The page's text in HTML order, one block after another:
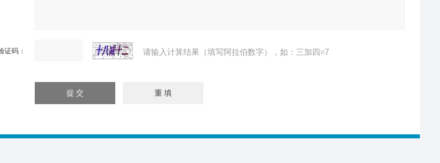
证码： 请输入计算结果（填写阿拉伯数字），如：三加四=7